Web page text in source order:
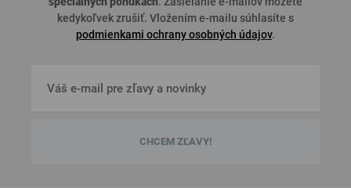
kedykoľvek zrušiť. Vložením e-mailu súhlasíte s
podmienkami ochrany osobných údajov.
CHCEM ZĽAVY!